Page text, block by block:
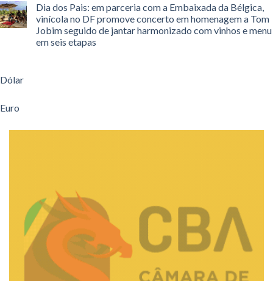
Dia dos Pais: em parceria com a Embaixada da Bélgica,
vinícola no DF promove concerto em homenagem a Tom
Jobim seguido de jantar harmonizado com vinhos e menu
em seis etapas
Dólar
Euro